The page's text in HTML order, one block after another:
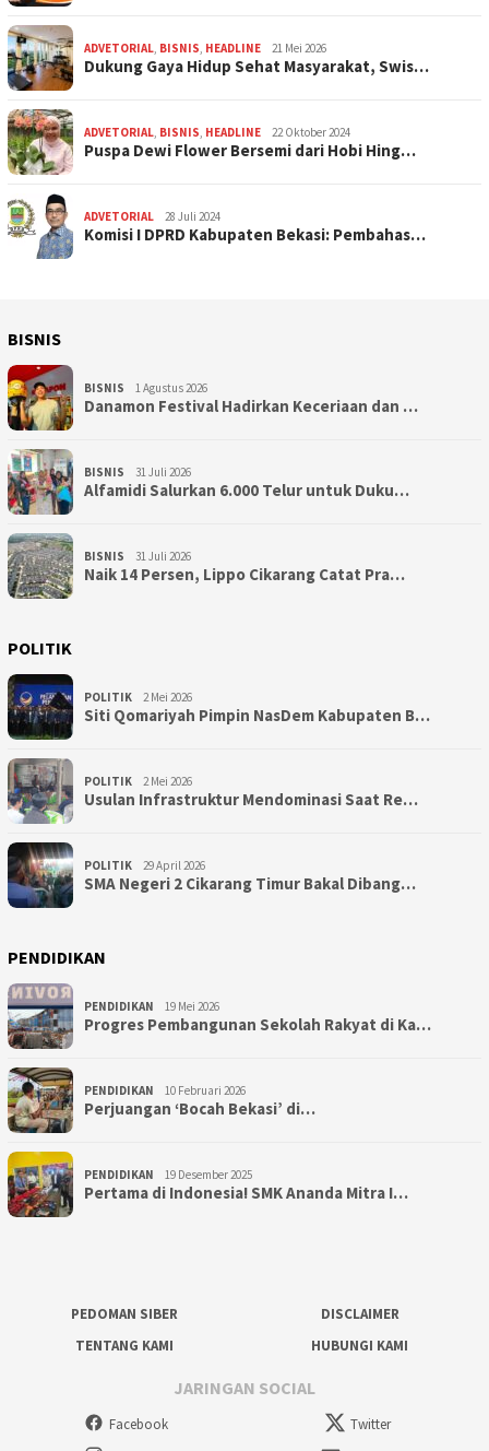
ADVETORIAL BISNIS HEADLINE 21 Mei 2026
Dukung Gaya Hidup Sehat Masyarakat, Swis…
ADVETORIAL BISNIS HEADLINE 22 Oktober 2024
Puspa Dewi Flower Bersemi dari Hobi Hing…
ADVETORIAL 28 Juli 2024
Komisi I DPRD Kabupaten Bekasi: Pembahas…
BISNIS
BISNIS 1 Agustus 2026
Danamon Festival Hadirkan Keceriaan dan …
BISNIS 31 Juli 2026
Alfamidi Salurkan 6.000 Telur untuk Duku…
BISNIS 31 Juli 2026
Naik 14 Persen, Lippo Cikarang Catat Pra…
POLITIK
POLITIK 2 Mei 2026
Siti Qomariyah Pimpin NasDem Kabupaten B…
POLITIK 2 Mei 2026
Usulan Infrastruktur Mendominasi Saat Re…
POLITIK 29 April 2026
SMA Negeri 2 Cikarang Timur Bakal Dibang…
PENDIDIKAN
PENDIDIKAN 19 Mei 2026
Progres Pembangunan Sekolah Rakyat di Ka…
PENDIDIKAN 10 Februari 2026
Perjuangan ‘Bocah Bekasi’ di…
PENDIDIKAN 19 Desember 2025
Pertama di Indonesia! SMK Ananda Mitra I…
PEDOMAN SIBER
DISCLAIMER
TENTANG KAMI
HUBUNGI KAMI
JARINGAN SOCIAL
Facebook
Twitter